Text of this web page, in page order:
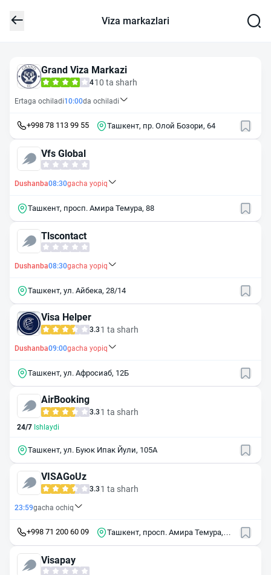
Viza markazlari
Grand Viza Markazi
410 ta sharh
Ertaga ochiladi10:00da ochiladi
+998 78 113 99 55 Ташкент, пр. Олой Бозори, 64
Vfs Global
Dushanba08:30gacha yopiq
Ташкент, просп. Амира Темура, 88
Tlscontact
Dushanba08:30gacha yopiq
Ташкент, ул. Айбека, 28/14
Visa Helper
3.3 1 ta sharh
Dushanba09:00gacha yopiq
Ташкент, ул. Афросиаб, 12Б
AirBooking
3.3 1 ta sharh
24/7 Ishlaydi
Ташкент, ул. Буюк Ипак Йули, 105А
VISAGoUz
3.3 1 ta sharh
23:59gacha ochiq
+998 71 200 60 09
Ташкент, просп. Амира Темура,
Visapay